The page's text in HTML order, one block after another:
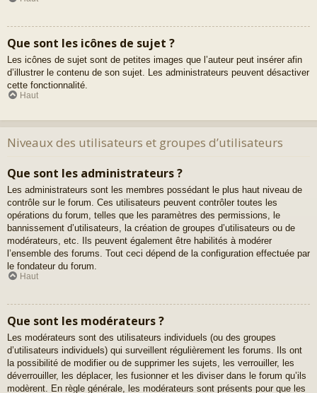
Que sont les icônes de sujet ?
Les icônes de sujet sont de petites images que l’auteur peut insérer afin
d’illustrer le contenu de son sujet. Les administrateurs peuvent désactiver
cette fonctionnalité.
Haut
Niveaux des utilisateurs et groupes d’utilisateurs
Que sont les administrateurs ?
Les administrateurs sont les membres possédant le plus haut niveau de
contrôle sur le forum. Ces utilisateurs peuvent contrôler toutes les
opérations du forum, telles que les paramètres des permissions, le
bannissement d’utilisateurs, la création de groupes d’utilisateurs ou de
modérateurs, etc. Ils peuvent également être habilités à modérer
l’ensemble des forums. Tout ceci dépend de la configuration effectuée par
le fondateur du forum.
Haut
Que sont les modérateurs ?
Les modérateurs sont des utilisateurs individuels (ou des groupes
d’utilisateurs individuels) qui surveillent régulièrement les forums. Ils ont
la possibilité de modifier ou de supprimer les sujets, les verrouiller, les
déverrouiller, les déplacer, les fusionner et les diviser dans le forum qu’ils
modèrent. En règle générale, les modérateurs sont présents pour que les